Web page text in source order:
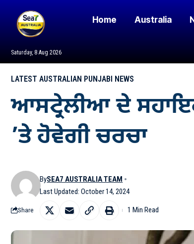
Saturday, 8 Aug 2026
Home Australia
LATEST AUSTRALIAN PUNJABI NEWS
ਆਸਟ੍ਰੇਲੀਆ ਦੇ
’ਤੇ ਹੋਵੇਗੀ ਚਰਚਾ
Last Updated: October 14, 2024
BySEA7 AUSTRALIA TEAM
Share 1 Min Read